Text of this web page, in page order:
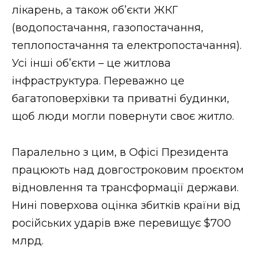
лікарень, а також об’єкти ЖКГ
(водопостачання, газопостачання,
теплопостачання та електропостачання).
Усі інші об’єкти – це житлова
інфраструктура. Переважно це
багатоповерхівки та приватні будинки,
щоб люди могли повернути своє житло.
Паралельно з цим, в Офісі Президента
працюють над довгостроковим проєктом
відновлення та трансформації держави.
Нині поверхова оцінка збитків країни від
російських ударів вже перевищує $700
млрд.